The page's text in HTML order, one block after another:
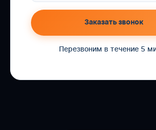
Заказать звонок
Перезвоним в течение 5